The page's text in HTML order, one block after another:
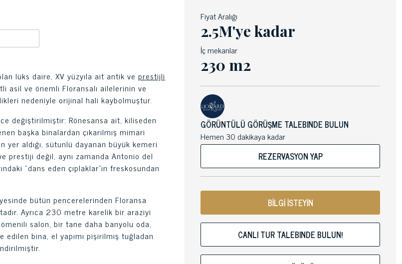
lüks daire, XV yüzyıla ait antik ve prestijli
asil ve önemli Floransalı ailelerinin ve
nedeniyle orijinal hali kaybolmuştur.
değiştirilmiştir: Rönesansa ait, kiliseden
başka binalardan çıkarılmış mimari
yer aldığı, sütunlü dayanan büyük kemeri
prestiji değil, aynı zamanda Antonio del
“dans eden çıplaklar”ın freskosundan
bütün pencerelerinden Floransa
Ayrıca 230 metre karelik bir araziyi
salon, bir tane daha banyolu oda,
bina, el yapımı pişirilmiş tuğladan
Fiyat Aralığı
2.5M'ye kadar
İç mekanlar
230 m2
GÖRÜNTÜLÜ GÖRÜŞME TALEBINDE BULUN
Hemen 30 dakikaya kadar
REZERVASYON YAP
BİLGİ İSTEYİN
CANLI TUR TALEBINDE BULUN!